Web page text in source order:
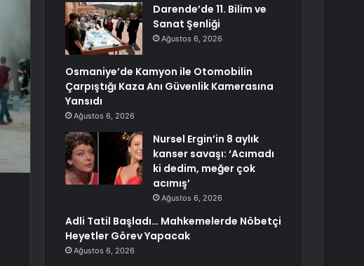
Darende’de 11. Bilim ve
Sanat Şenliği
Ağustos 6, 2026
Osmaniye’de Kamyon ile Otomobilin
Çarpıştığı Kaza Anı Güvenlik Kamerasına
Yansıdı
Ağustos 6, 2026
Nursel Ergin’in 8 aylık
kanser savaşı: ‘Acımadı
ki dedim, meğer çok
acımış’
Ağustos 6, 2026
Adli Tatil Başladı… Mahkemelerde Nöbetçi
Heyetler Görev Yapacak
Ağustos 6, 2026